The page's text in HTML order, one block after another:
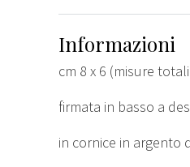
Informazioni
cm 8 x 6 (misure
firmata in basso a
in cornice in argento